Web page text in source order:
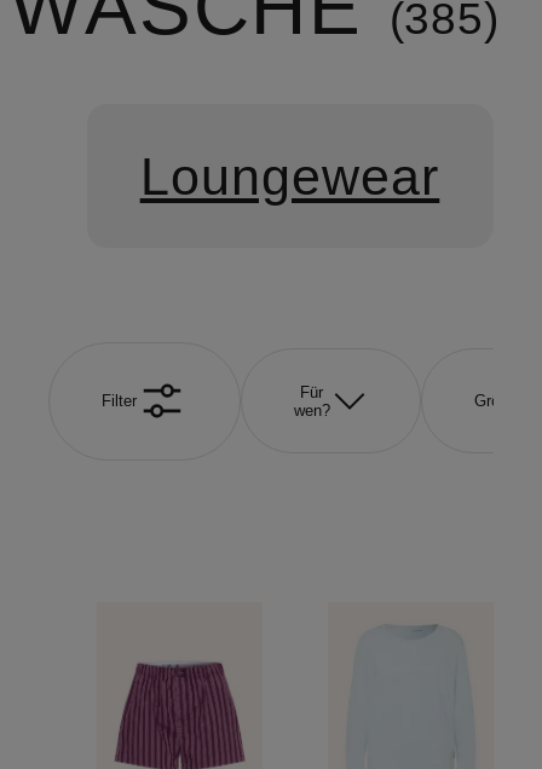
385
Loungewear
Filter
Für
wen?
Größe